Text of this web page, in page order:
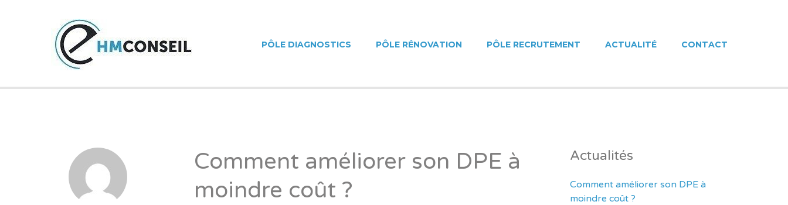
PÔLE DIAGNOSTICS PÔLE RÉNOVATION PÔLE RECRUTEMENT ACTUALITÉ CONTACT
Comment améliorer son DPE à
moindre coût ?
Actualités
Comment améliorer son DPE à
moindre coût ?